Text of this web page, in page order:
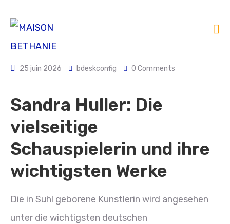
25 juin 2026 bdeskconfig 0 Comments
Sandra Huller: Die
vielseitige
Schauspielerin und ihre
wichtigsten Werke
Die in Suhl geborene Kunstlerin wird angesehen
unter die wichtigsten deutschen